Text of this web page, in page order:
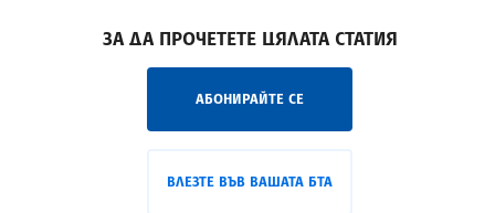
ЗА ДА ПРОЧЕТЕТЕ ЦЯЛАТА СТАТИЯ
АБОНИРАЙТЕ СЕ
ВЛЕЗТЕ ВЪВ ВАШАТА БТА